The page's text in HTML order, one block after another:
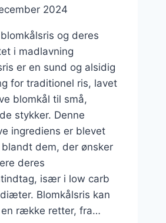
2024
og deres
i madlavning
er en sund og alsidig
for traditionel ris, lavet
blomkål til små,
stykker. Denne
ingrediens er blevet
dem, der ønsker
deres
især i low carb
Blomkålsris kan
en række retter, fra…